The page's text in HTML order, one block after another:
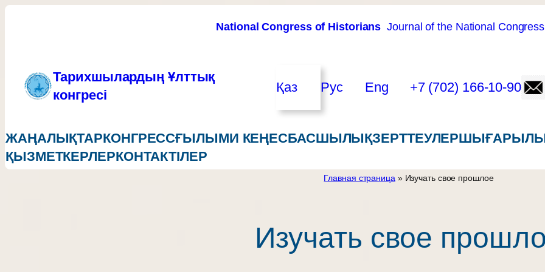
Перейти
National Congress of Historians Journal of the National
Тарихшылардың Ұлттық
конгресі
Қаз Рус Eng +7 (702) 166-10-90
ЖАҢАЛЫҚТАРКОНГРЕССҒЫЛЫМИ КЕҢЕСБАСШЫЛЫҚЗЕРТТЕУЛЕР
ҚЫЗМЕТКЕРЛЕРКОНТАКТІЛЕР
Главная страница » Изучать свое прошлое
Изучать свое